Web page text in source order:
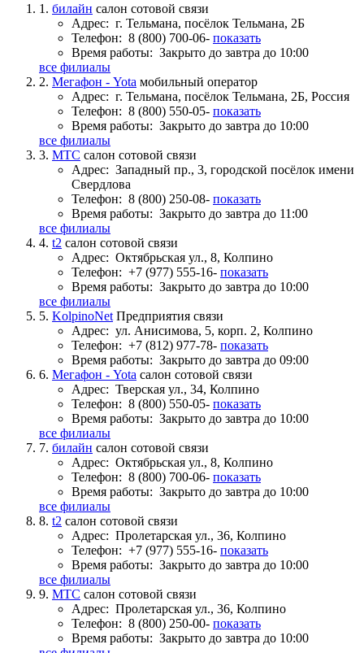
1. билайн салон сотовой связи
Адрес: г. Тельмана, посёлок Тельмана, 2Б
Телефон: 8 (800) 700-06- показать
Время работы: Закрыто до завтра до 10:00
все филиалы
2. Мегафон - Yota мобильный оператор
Адрес: г. Тельмана, посёлок Тельмана, 2Б, Россия
Телефон: 8 (800) 550-05- показать
Время работы: Закрыто до завтра до 10:00
все филиалы
3. МТС салон сотовой связи
Адрес: Западный пр., 3, городской посёлок имени
Свердлова
Телефон: 8 (800) 250-08- показать
Время работы: Закрыто до завтра до 11:00
все филиалы
4. t2 салон сотовой связи
Адрес: Октябрьская ул., 8, Колпино
Телефон: +7 (977) 555-16- показать
Время работы: Закрыто до завтра до 10:00
все филиалы
5. KolpinoNet Предприятия связи
Адрес: ул. Анисимова, 5, корп. 2, Колпино
Телефон: +7 (812) 977-78- показать
Время работы: Закрыто до завтра до 09:00
6. Мегафон - Yota салон сотовой связи
Адрес: Тверская ул., 34, Колпино
Телефон: 8 (800) 550-05- показать
Время работы: Закрыто до завтра до 10:00
все филиалы
7. билайн салон сотовой связи
Адрес: Октябрьская ул., 8, Колпино
Телефон: 8 (800) 700-06- показать
Время работы: Закрыто до завтра до 10:00
все филиалы
8. t2 салон сотовой связи
Адрес: Пролетарская ул., 36, Колпино
Телефон: +7 (977) 555-16- показать
Время работы: Закрыто до завтра до 10:00
все филиалы
9. МТС салон сотовой связи
Адрес: Пролетарская ул., 36, Колпино
Телефон: 8 (800) 250-00- показать
Время работы: Закрыто до завтра до 10:00